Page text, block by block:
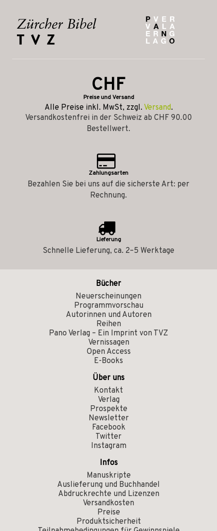
CHF
Preise und Versand
Alle Preise inkl. MwSt, zzgl. Versand.
Versandkostenfrei in der Schweiz ab CHF 90.00
Bestellwert.
Zahlungsarten
Bezahlen Sie bei uns auf die sicherste Art: per
Rechnung.
Lieferung
Schnelle Lieferung, ca. 2–5 Werktage
Bücher
Neuerscheinungen
Programmvorschau
Autorinnen und Autoren
Reihen
Pano Verlag – Ein Imprint von TVZ
Vernissagen
Open Access
E-Books
Über uns
Kontakt
Verlag
Prospekte
Newsletter
Facebook
Twitter
Instagram
Infos
Manuskripte
Auslieferung und Buchhandel
Abdruckrechte und Lizenzen
Versandkosten
Preise
Produktsicherheit